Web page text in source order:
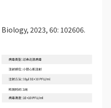
2023, 60: 102606.